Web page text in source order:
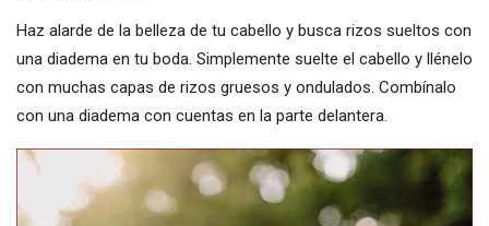
Haz alarde de la belleza de tu cabello y busca rizos sueltos con
una diadema en tu boda. Simplemente suelte el cabello y llénelo
con muchas capas de rizos gruesos y ondulados. Combínalo
con una diadema con cuentas en la parte delantera.